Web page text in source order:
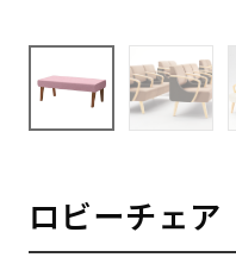
ロビーチェア